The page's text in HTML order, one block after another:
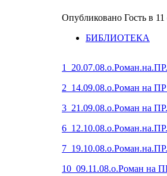
Опубликовано Гость в
БИБЛИОТЕКА
2_14.09.08.о.Роман на
3_21.09.08.о.Роман на
10_09.11.08.о.Роман на